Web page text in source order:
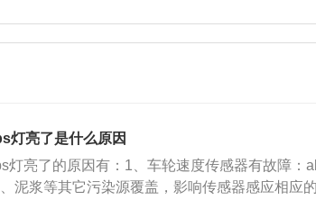
灯亮了是什么原因
灯亮了的原因有：1、车轮速度传感器有故障：
泥浆等其它污染源覆盖，影响传感器感应相应